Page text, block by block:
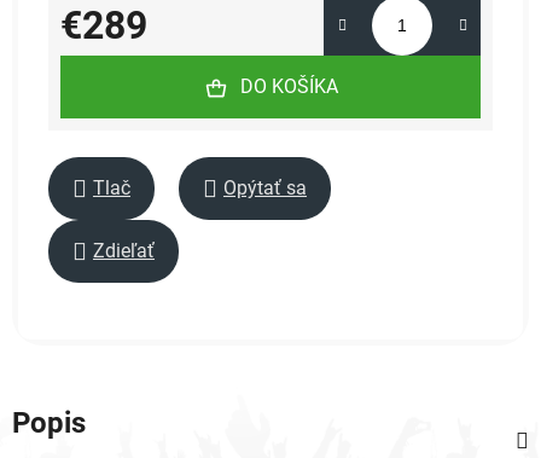
€289
Jednotková cena:
DO KOŠÍKA
Tlač Opýtať sa
Zdieľať
Popis